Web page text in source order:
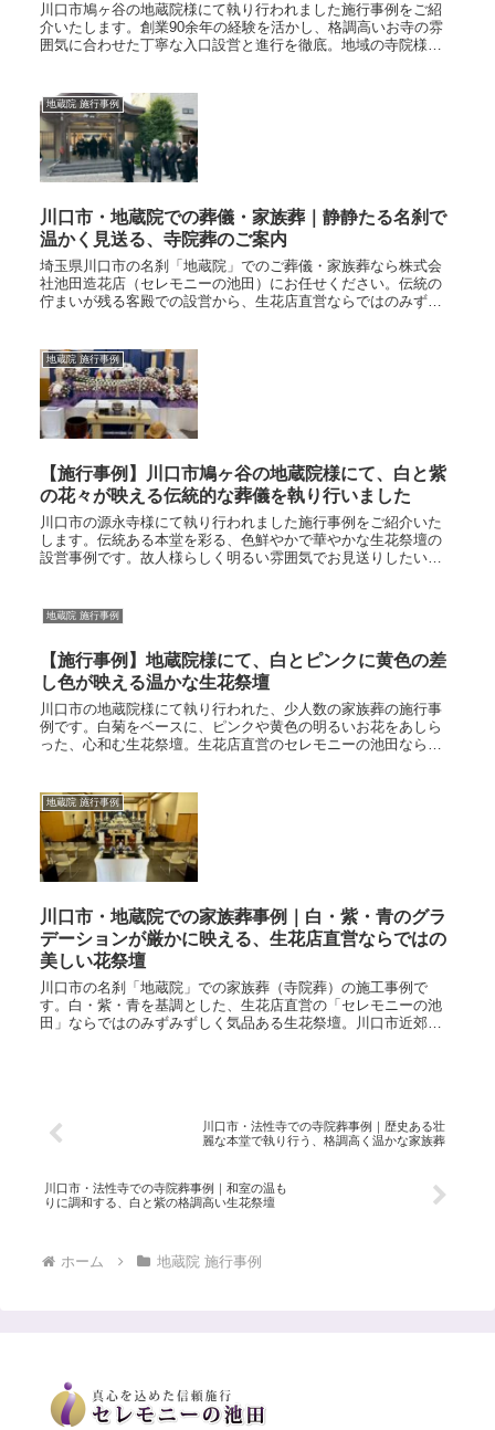
川口市鳩ヶ谷の地蔵院様にて執り行われました施行事例をご紹
介いたします。創業90余年の経験を活かし、格調高いお寺の雰
囲気に合わせた丁寧な入口設営と進行を徹底。地域の寺院様と
地蔵院 施行事例
川口市・地蔵院での葬儀・家族葬｜静静たる名刹で
温かく見送る、寺院葬のご案内
埼玉県川口市の名刹「地蔵院」でのご葬儀・家族葬なら株式会
社池田造花店（セレモニーの池田）にお任せください。伝統の
佇まいが残る客殿での設営から、生花店直営ならではのみずみ
地蔵院 施行事例
【施行事例】川口市鳩ヶ谷の地蔵院様にて、白と紫
の花々が映える伝統的な葬儀を執り行いました
川口市の源永寺様にて執り行われました施行事例をご紹介いた
します。伝統ある本堂を彩る、色鮮やかで華やかな生花祭壇の
設営事例です。故人様らしく明るい雰囲気でお見送りしたいと
地蔵院 施行事例
【施行事例】地蔵院様にて、白とピンクに黄色の差
し色が映える温かな生花祭壇
川口市の地蔵院様にて執り行われた、少人数の家族葬の施行事
例です。白菊をベースに、ピンクや黄色の明るいお花をあしら
った、心和む生花祭壇。生花店直営のセレモニーの池田ならで
設営いたしました。
地蔵院 施行事例
川口市・地蔵院での家族葬事例｜白・紫・青のグラ
デーションが厳かに映える、生花店直営ならではの
美しい花祭壇
川口市の名刹「地蔵院」での家族葬（寺院葬）の施工事例で
す。白・紫・青を基調とした、生花店直営の「セレモニーの池
田」ならではのみずみずしく気品ある生花祭壇。川口市近郊で
川口市・法性寺での寺院葬事例｜歴史ある壮
麗な本堂で執り行う、格調高く温かな家族葬
川口市・法性寺での寺院葬事例｜和室の温も
りに調和する、白と紫の格調高い生花祭壇
ホーム 地蔵院 施行事例